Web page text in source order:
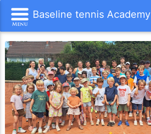
Baseline tennis Academy